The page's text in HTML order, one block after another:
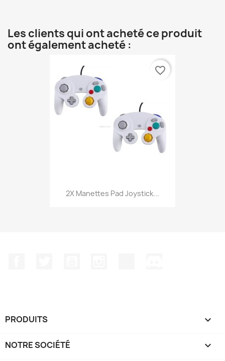
Les clients qui ont acheté ce produit
ont également acheté :
2X Manettes Pad Joystick...
favorite_border
PRODUITS 
NOTRE SOCIÉTÉ 